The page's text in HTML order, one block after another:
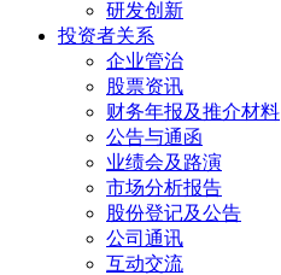
研发创新
投资者关系
企业管治
股票资讯
财务年报及推介材料
公告与通函
业绩会及路演
市场分析报告
股份登记及公告
公司通讯
互动交流